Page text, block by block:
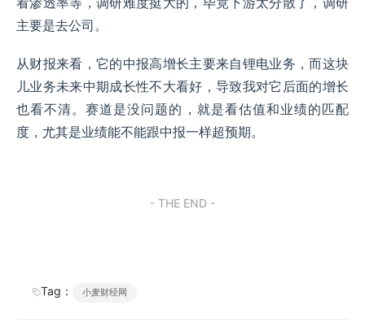
主要是去公司。
从财报来看，它的中报高增长主要来自锂电业务，而这块
儿业务未来中期成长性不大看好，导致我对它后面的增长
也看不清。赛道是没问题的，就是看估值和业绩的匹配
度，尤其是业绩能不能跟中报一样超预期。
- THE END -
Tag： 小麦财经网